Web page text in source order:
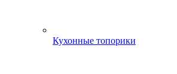
Кухонные топорики